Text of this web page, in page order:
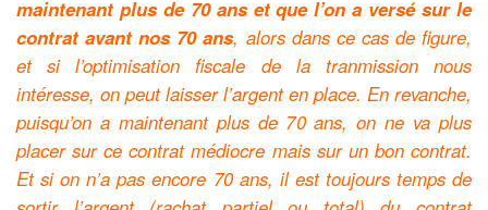
maintenant plus de 70 ans et que l’on a versé sur le
contrat avant nos 70 ans, alors dans ce cas de figure,
et si l’optimisation fiscale de la tranmission nous
intéresse, on peut laisser l’argent en place. En revanche,
puisqu’on a maintenant plus de 70 ans, on ne va plus
placer sur ce contrat médiocre mais sur un bon contrat.
Et si on n’a pas encore 70 ans, il est toujours temps de